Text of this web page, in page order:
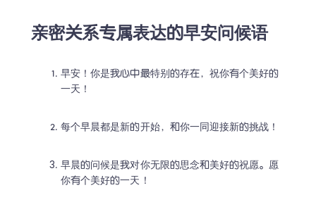
亲密关系专属表达的早安问候语
早安！你是我心中最特别的存在，祝你有个美好的
一天！
每个早晨都是新的开始，和你一同迎接新的挑战！
早晨的问候是我对你无限的思念和美好的祝愿。愿
你有个美好的一天！